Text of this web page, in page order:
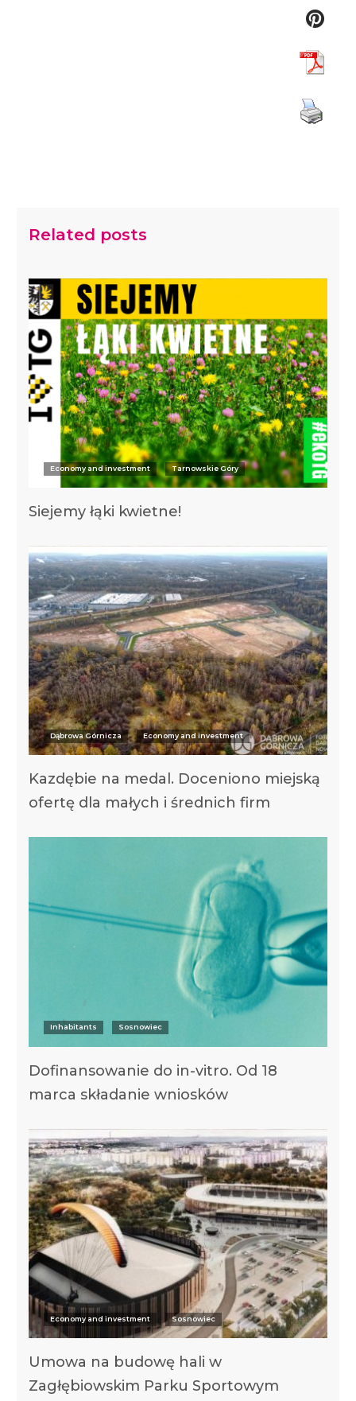
Related posts
Economy and investment Tarnowskie Góry
Siejemy łąki kwietne!
Dąbrowa Górnicza Economy and investment
Kazdębie na medal. Doceniono miejską
ofertę dla małych i średnich firm
Inhabitants Sosnowiec
Dofinansowanie do in-vitro. Od 18
marca składanie wniosków
Economy and investment Sosnowiec
Umowa na budowę hali w
Zagłębiowskim Parku Sportowym